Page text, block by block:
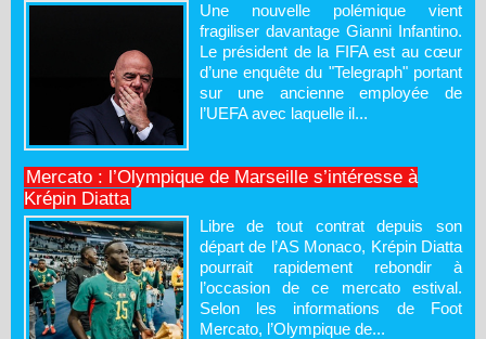
Une nouvelle polémique vient
fragiliser davantage Gianni Infantino.
Le président de la FIFA est au cœur
d’une enquête du "Telegraph" portant
sur une ancienne employée de
l’UEFA avec laquelle il...
Mercato : l’Olympique de Marseille s’intéresse à
Krépin Diatta
Libre de tout contrat depuis son
départ de l’AS Monaco, Krépin Diatta
pourrait rapidement rebondir à
l’occasion de ce mercato estival.
Selon les informations de Foot
Mercato, l’Olympique de...